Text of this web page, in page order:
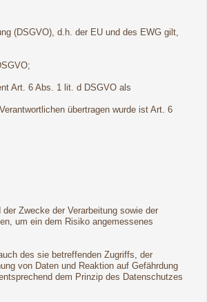
(DSGVO), d.h. der EU und des EWG gilt,
Art. 6 Abs. 1 lit. d DSGVO als
übertragen wurde ist Art. 6
Zwecke der Verarbeitung sowie der
um ein dem Risiko angemessenes
des sie betreffenden Zugriffs, der
von Daten und Reaktion auf Gefährdung
dem Prinzip des Datenschutzes